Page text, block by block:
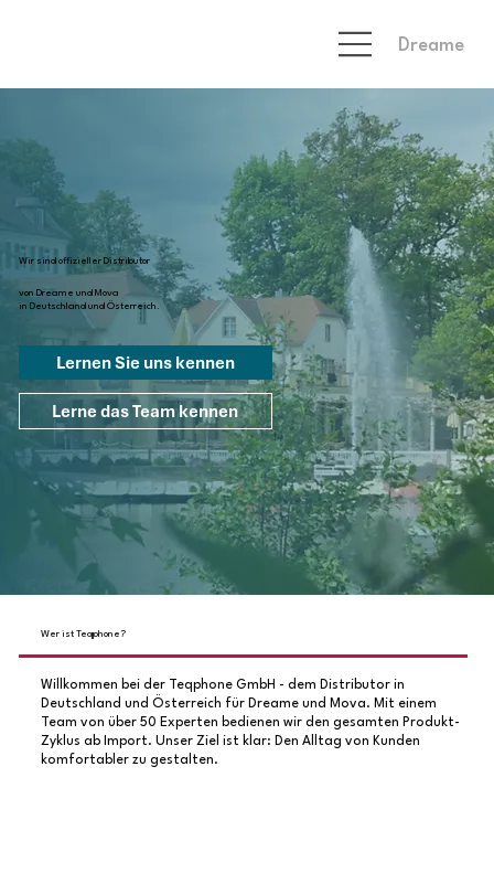
Dreame
Wir sind offizieller Distributor
von Dreame und Mova
in Deutschland und Österreich.
Lernen Sie uns kennen
Lerne das Team kennen
Wer ist Teqphone?
Willkommen bei der Teqphone GmbH - dem Distributor in
Deutschland und Österreich für Dreame und Mova. Mit einem
Team von über 50 Experten bedienen wir den gesamten Produkt-
Zyklus ab Import. Unser Ziel ist klar: Den Alltag von Kunden
komfortabler zu gestalten.